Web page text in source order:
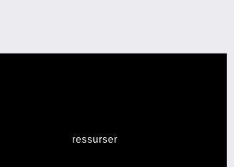
ressurser